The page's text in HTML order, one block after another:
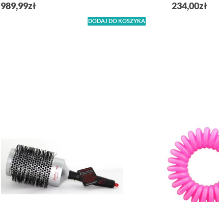
989,99zł
DODAJ DO KOSZYKA
234,00zł